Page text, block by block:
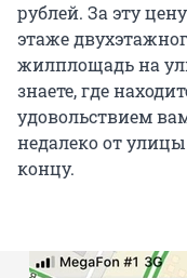
рублей. За эту
этаже
жилплощадь на
знаете, где
удовольствием
недалеко от
концу.